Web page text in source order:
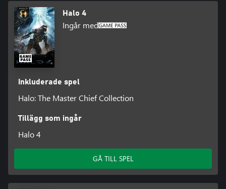
Halo 4
Ingår med
Inkluderade spel
Halo: The Master Chief Collection
Tillägg som ingår
Halo 4
GÅ TILL SPEL